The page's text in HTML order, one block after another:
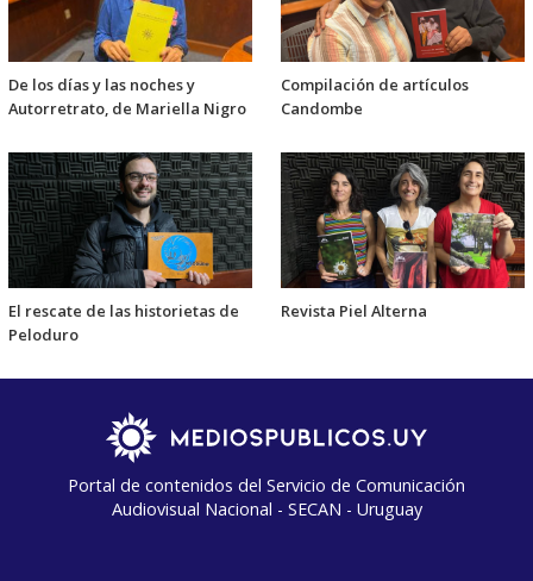
De los días y las noches y
Autorretrato, de Mariella Nigro
Compilación de artículos
Candombe
El rescate de las historietas de
Peloduro
Revista Piel Alterna
Portal de contenidos del Servicio de Comunicación
Audiovisual Nacional - SECAN - Uruguay